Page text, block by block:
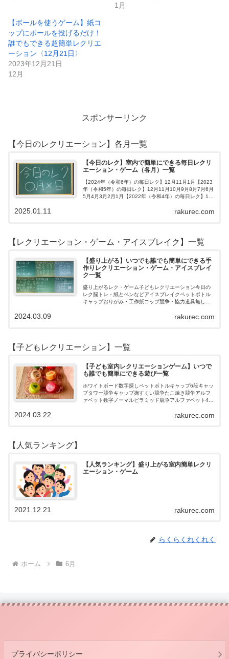
1月
【ボールを使うゲーム】紙コ
ップにボールを投げるだけ！
誰でもできる超簡単レクリエ
ーション〈12月21日〉
2023年12月21日
12月
スポンサーリンク
【今日のレクリエーション】各月一覧
【今日のレク】室内で簡単にできる毎日レクリ
エーション・ゲーム（各月）一覧
【2024年（令和6年）の毎日レク】12月11月1月【2023
年（令和5年）の毎日レク】12月11月10月9月8月7月6月
5月4月3月2月1月【2022年（令和4年）の毎日レク】12
rakurec.com
2025.01.11
【レクリエーション・ゲーム・アイスブレイク】一覧
【盛り上がる】いつでも誰でも簡単にできる手
作りレクリエーション・ゲーム・アイスブレイ
ク一覧
盛り上がるレク・ゲーム子どもレクリエーション今日の
レク脳トレ・紙とペンなどアイスブレイクペットボトル
キャップおりがみ・工作紙コップ競争・協力道具無し・
ロおはじき体操スライム脳トレ無料素材Yo…rakurec.com
2024.03.09
【子どもレクリエーション】一覧
【子ども室内レクリエーションゲーム】いつで
も誰でも簡単にできる遊び一覧
ホワイトボード数字探しペットボトルキャップ6段キャッ
プタワー競争キャップ掬すくい競争たこ焼き競争アルフ
ァベット数字ノーマルピラミッド競争アルファベット4段
rakurec.com
2024.03.22
【人気ランキング】
【人気ランキング】盛り上がる室内簡単レクリ
エーション・ゲーム
rakurec.com
2021.12.21
らくらくれくれく
ホーム 6月
プライバシーポリシー